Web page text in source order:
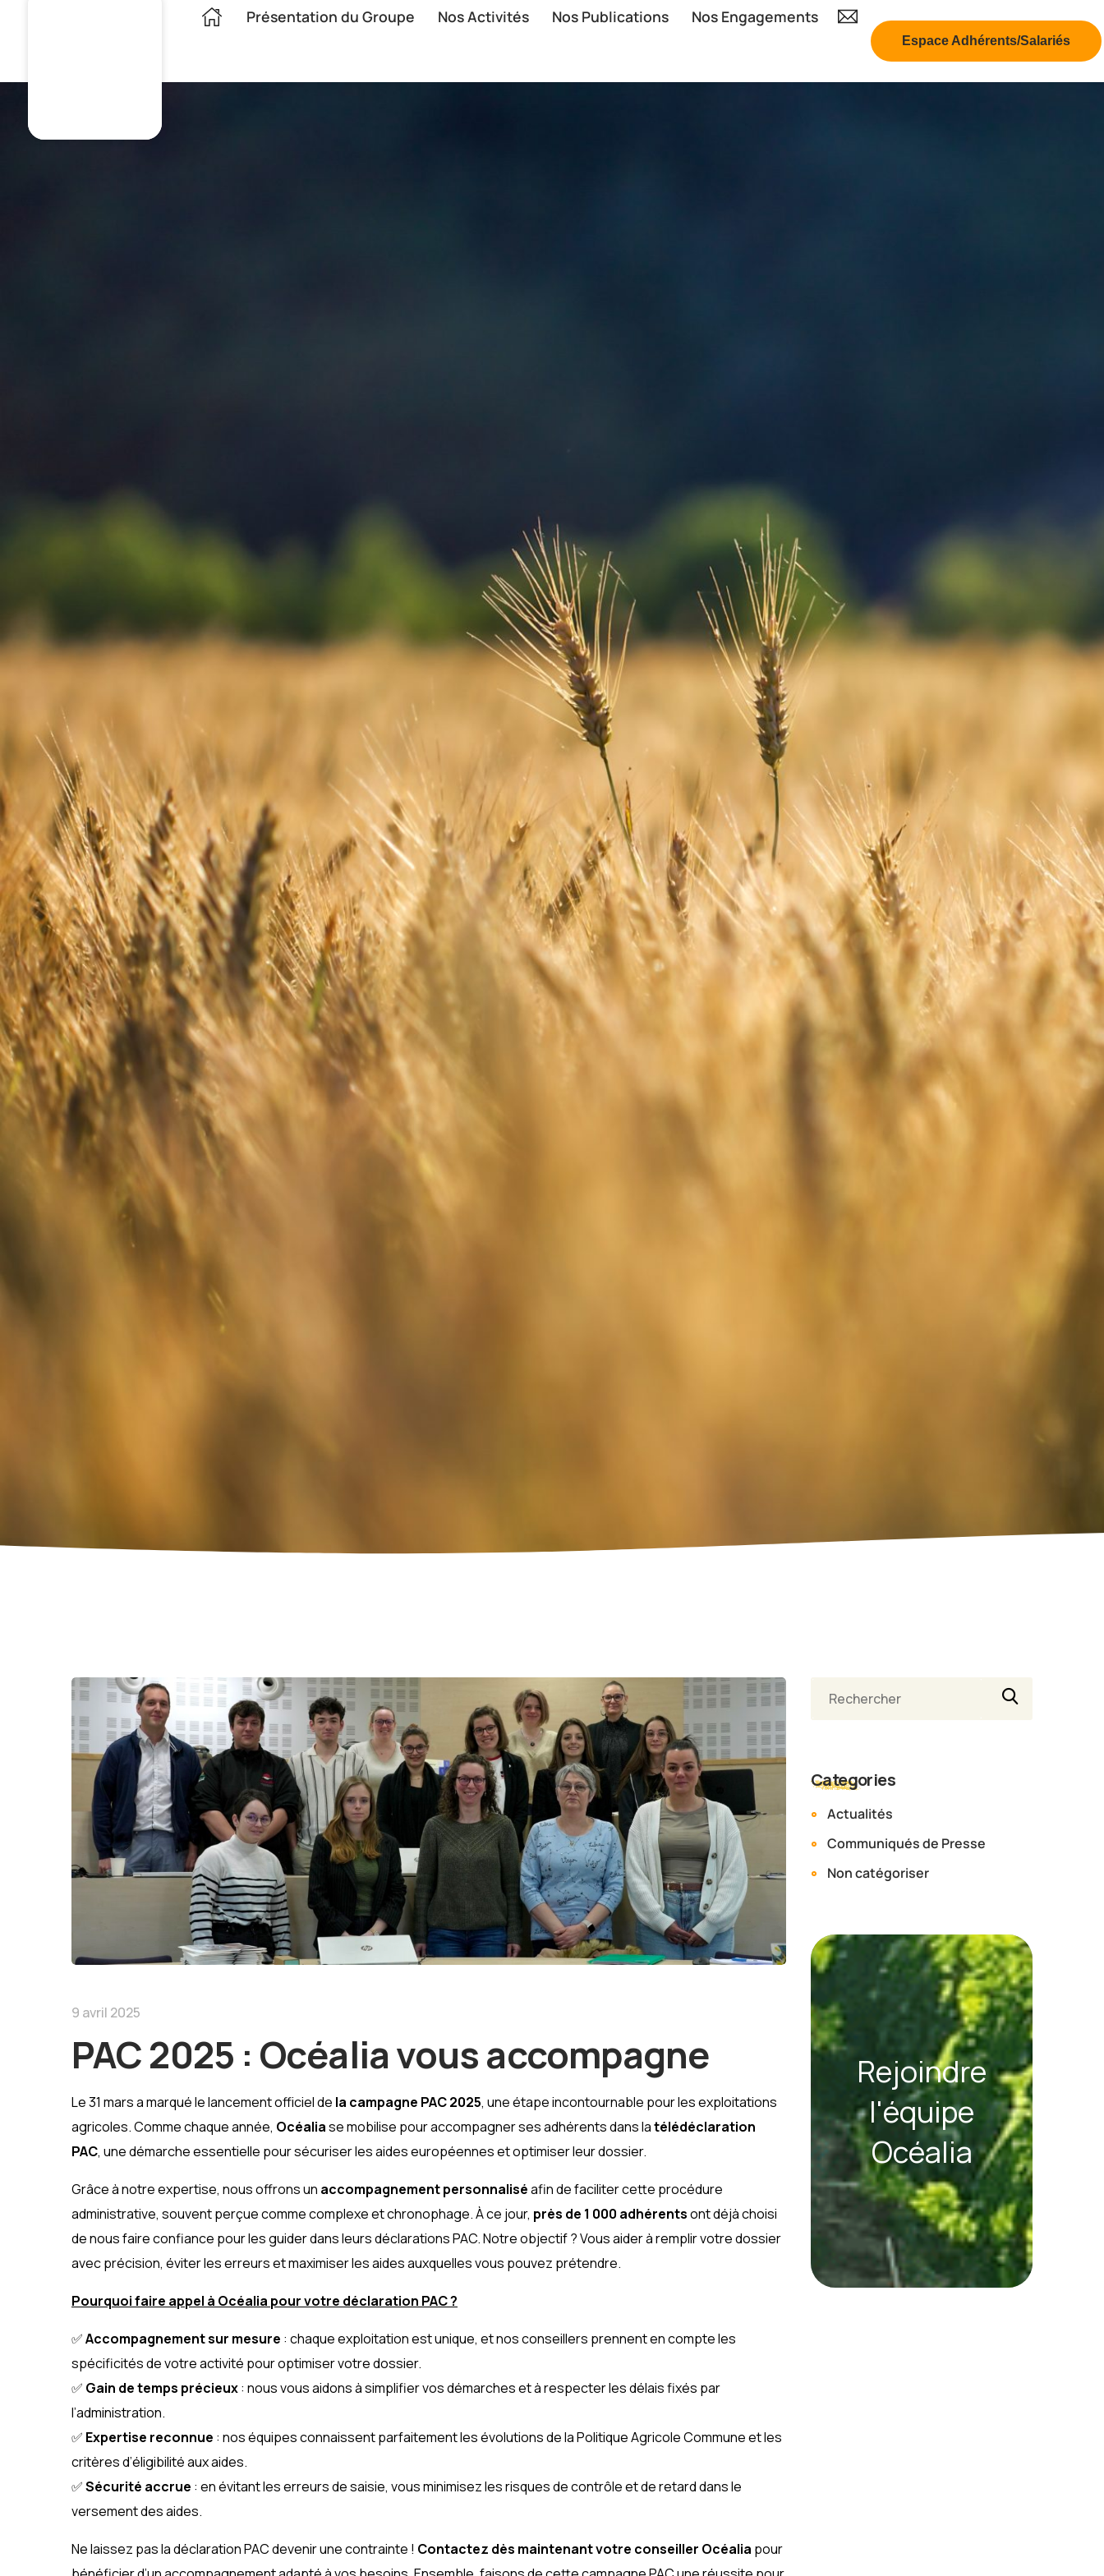
Présentation du Groupe Nos Activités Nos Publications Nos Engagements
Espace Adhérents/Salariés
9 avril 2025
PAC 2025 : Océalia vous accompagne
Le 31 mars a marqué le lancement officiel de la campagne PAC 2025, une étape incontournable pour les exploitations
agricoles. Comme chaque année, Océaliase mobilise pour accompagner ses adhérents dans latélédéclaration
PAC, une démarche essentielle pour sécuriser les aides européennes et optimiser leur dossier.
Grâce à notre expertise, nous offrons un accompagnement personnaliséafin de faciliter cette procédure
administrative, souvent perçue comme complexe et chronophage. À ce jour, près de 1 000 adhérentsont déjà choisi
de nous faire confiance pour les guider dans leurs déclarations PAC. Notre objectif ? Vous aider à remplir votre dossier
avec précision, éviter les erreurs et maximiser les aides auxquelles vous pouvez prétendre.
Pourquoi faire appel à Océalia pour votre déclaration PAC ?
✅Accompagnement sur mesure : chaque exploitation est unique, et nos conseillers prennent en compte les
spécificités de votre activité pour optimiser votre dossier.
✅ Gain de temps précieux: nous vous aidons à simplifier vos démarches et à respecter les délais fixés par
l’administration.
✅ Expertise reconnue : nos équipes connaissent parfaitement les évolutions de la Politique Agricole Commune et les
critères d’éligibilité aux aides.
✅Sécurité accrue : en évitant les erreurs de saisie, vous minimisez les risques de contrôle et de retard dans le
versement des aides.
Ne laissez pas la déclaration PAC devenir une contrainte ! Contactez dès maintenant votre conseiller Océalia pour
Categories
Actualités
Communiqués de Presse
Non catégoriser
Rejoindre
l'équipe
Océalia